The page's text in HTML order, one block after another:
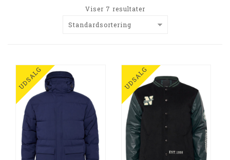
Viser 7 resultater
Standardsortering
UDSALG UDSALG